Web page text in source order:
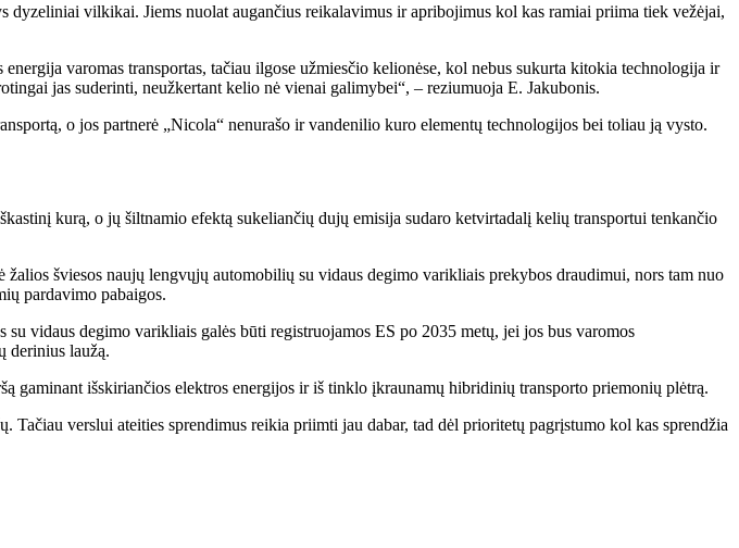
dyzeliniai vilkikai. Jiems nuolat augančius reikalavimus ir apribojimus kol kas ramiai priima tiek vežėjai,
varomas transportas, tačiau ilgose užmiesčio kelionėse, kol nebus sukurta kitokia technologija ir
jas suderinti, neužkertant kelio nė vienai galimybei“, – reziumuoja E. Jakubonis.
o jos partnerė „Nicola“ nenurašo ir vandenilio kuro elementų technologijos bei toliau ją vysto.
kurą, o jų šiltnamio efektą sukeliančių dujų emisija sudaro ketvirtadalį kelių transportui tenkančio
šviesos naujų lengvųjų automobilių su vidaus degimo varikliais prekybos draudimui, nors tam nuo
pardavimo pabaigos.
vidaus degimo varikliais galės būti registruojamos ES po 2035 metų, jei jos bus varomos
derinius laužą.
gaminant išskiriančios elektros energijos ir iš tinklo įkraunamų hibridinių transporto priemonių plėtrą.
verslui ateities sprendimus reikia priimti jau dabar, tad dėl prioritetų pagrįstumo kol kas sprendžia